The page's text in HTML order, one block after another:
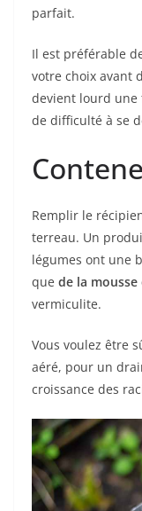
parfait.
Il est préférable
votre choix avant
devient lourd une
de difficulté à se
Remplir le
terreau. Un
légumes ont une
que de la
vermiculite.
Vous voulez être
aéré, pour un
croissance des